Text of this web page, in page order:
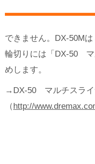
できません。DX-50M
輪切りには「DX-50 マ
めします。
→DX-50 マルチスライ
（http://